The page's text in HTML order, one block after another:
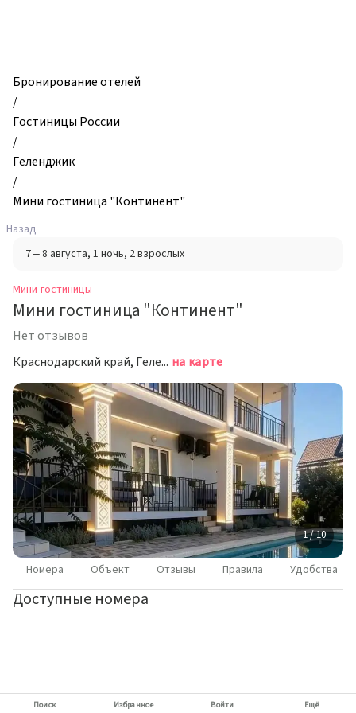
гостиницы,
Мини
гостиница
"Континент",
Геленджик,
Россия
Бронирование отелей
/
Гостиницы России
/
Геленджик
/
Мини гостиница "Континент"
Назад
7 – 8 августа, 1 ночь, 2 взрослых
Мини-гостиницы
Мини гостиница "Континент"
Нет отзывов
Краснодарский край, Геленджик, микрорайон Голубая Бухта, Васильковая улица, 17 на карте
1 / 10
Номера Объект Отзывы Правила Удобства
Доступные номера
Поиск Избранное Войти Ещё